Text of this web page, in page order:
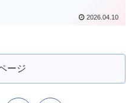
2026.04.10
ージ